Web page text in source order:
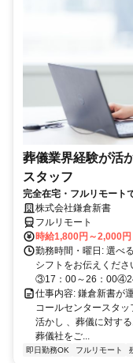
葬儀業界経験が活
スタッフ
完全在宅・フルリモー
から未経験でも安心！平
イフバランス！
株式会社鎌倉新書
フルリモート
時給1,800円～2,000円
勤務時間・曜日: 選べ
シフトをお伝えくだ
③17：00～26：
仕事内容: 鎌倉新書が
コールセンタースタ
活かし 、葬儀に対す
葬儀社をご...
即日勤務OK フルリモート